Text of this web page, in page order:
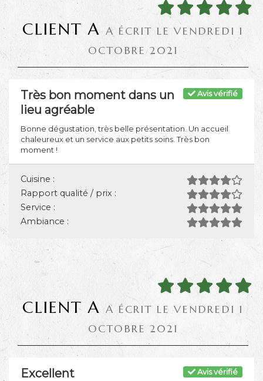
CLIENT A A ÉCRIT LE VENDREDI 1
OCTOBRE 2021
Avis vérifié
Très bon moment dans un
lieu agréable
Bonne dégustation, très belle présentation. Un accueil
chaleureux et un service aux petits soins. Très bon
moment !
Cuisine :
Rapport qualité / prix :
Service :
Ambiance :
CLIENT A A ÉCRIT LE VENDREDI 1
OCTOBRE 2021
Avis vérifié
Excellent